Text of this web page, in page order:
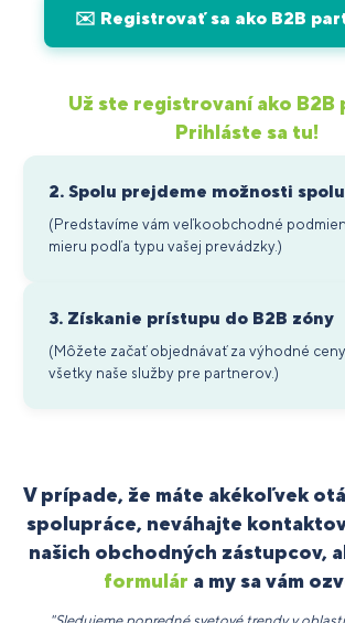
✉️ Registrovať sa ako B2B
Už ste registrovaní ako B2B
Prihláste sa tu!
2. Spolu prejdeme možnosti
(Predstavíme vám veľkoobchodné
mieru podľa typu vašej prevádzky.)
3. Získanie prístupu do B2B zóny
(Môžete začať objednávať za výhodné
všetky naše služby pre partnerov.)
V prípade, že máte akékoľvek
spolupráce, neváhajte
našich obchodných zástupcov,
formulár a my sa vám